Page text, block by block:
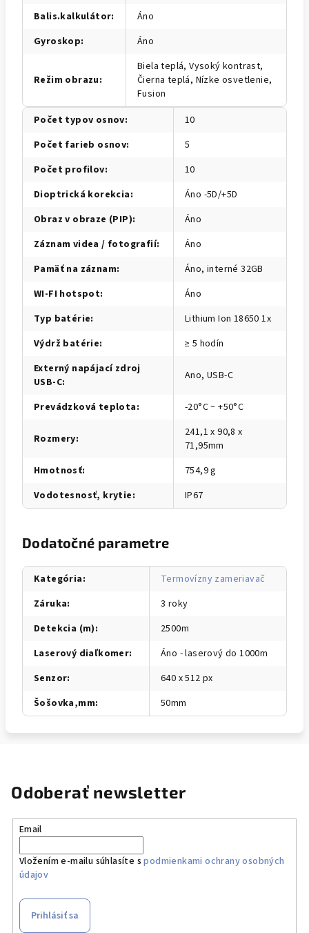
Balis.kalkulátor:
Áno
Gyroskop: Áno
Režim obrazu:
Biela teplá, Vysoký kontrast,
Čierna teplá, Nízke osvetlenie,
Fusion
Počet typov osnov:
10
Počet farieb osnov:
5
Počet profilov:
10
Dioptrická korekcia:
Áno -5D/+5D
Obraz v obraze (PIP):
Áno
Záznam videa / fotografií:
Áno
Pamäť na záznam:
Áno, interné 32GB
WI-FI hotspot:
Áno
Typ batérie:
Lithium Ion 18650 1x
Výdrž batérie:
≥ 5 hodín
Externý napájací zdroj
USB-C: Ano, USB-C
Prevádzková teplota: -20°C ~ +50°C
Rozmery:
241,1 x 90,8 x
71,95mm
Hmotnosť:
754,9 g
Vodotesnosť, krytie: IP67
Dodatočné parametre
Kategória:
Termovízny zameriavač
Záruka:
3 roky
Detekcia (m):
2500m
Laserový diaľkomer:
Áno - laserový do 1000m
Senzor:
640 x 512 px
Šošovka,mm: 50mm
Odoberať newsletter
Email
Vložením e-mailu súhlasíte spodmienkami ochrany osobných
údajov
Prihlásiť sa